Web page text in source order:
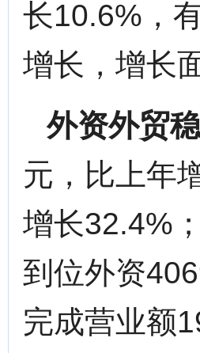
长10.6%，
增长，增长
外资外贸
元，比上年
增长32.4%
到位外资
完成营业额